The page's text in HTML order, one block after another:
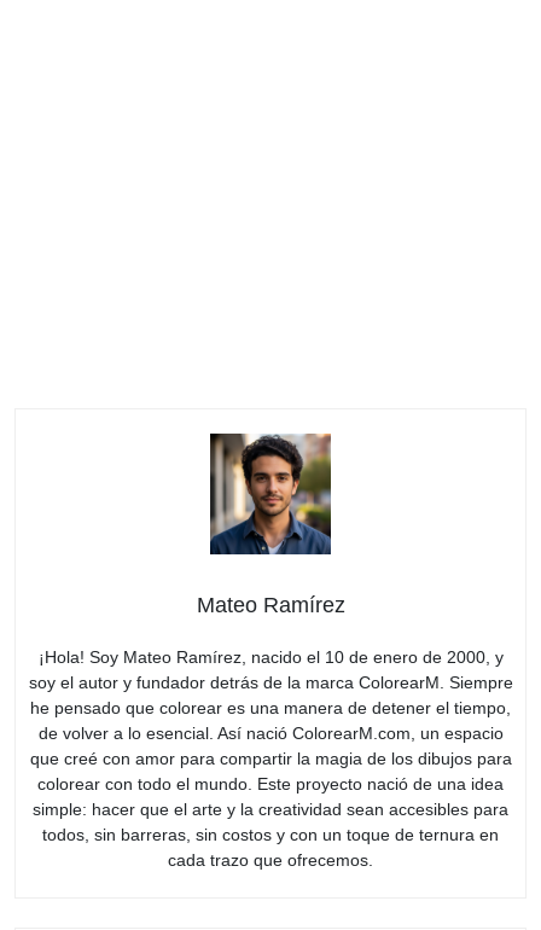
Mateo Ramírez
¡Hola! Soy Mateo Ramírez, nacido el 10 de enero de 2000, y
soy el autor y fundador detrás de la marca ColorearM. Siempre
he pensado que colorear es una manera de detener el tiempo,
de volver a lo esencial. Así nació ColorearM.com, un espacio
que creé con amor para compartir la magia de los dibujos para
colorear con todo el mundo. Este proyecto nació de una idea
simple: hacer que el arte y la creatividad sean accesibles para
todos, sin barreras, sin costos y con un toque de ternura en
cada trazo que ofrecemos.